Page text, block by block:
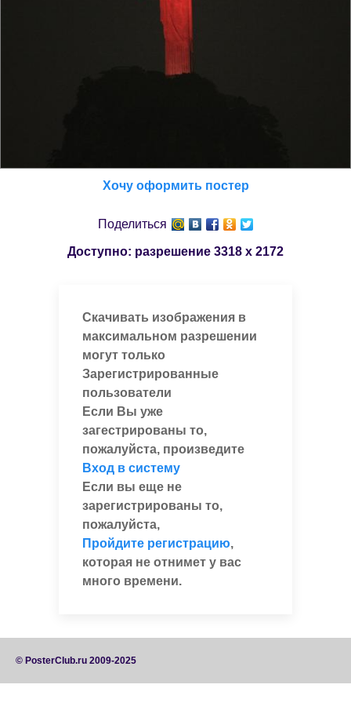
Хочу оформить постер
Поделиться
Доступно: разрешение 3318 x 2172
Скачивать изображения в
максимальном разрешении
могут только
Зарегистрированные
пользователи
Если Вы уже
загестрированы то,
пожалуйста, произведите
Вход в систему
Если вы еще не
зарегистрированы то,
пожалуйста,
Пройдите регистрацию,
которая не отнимет у вас
много времени.
© PosterClub.ru 2009-2025